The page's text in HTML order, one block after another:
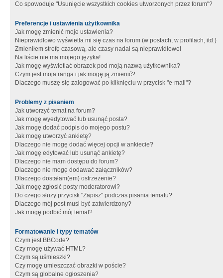
Co spowoduje "Usunięcie wszystkich cookies utworzonych przez forum"?
Preferencje i ustawienia użytkownika
Jak mogę zmienić moje ustawienia?
Nieprawidłowo wyświetla mi się czas na forum (w postach, w profilach, itd.)
Zmieniłem strefę czasową, ale czasy nadal są nieprawidłowe!
Na liście nie ma mojego języka!
Jak mogę wyświetlać obrazek pod moją nazwą użytkownika?
Czym jest moja ranga i jak mogę ją zmienić?
Dlaczego muszę się zalogować po kliknięciu w przycisk "e-mail"?
Problemy z pisaniem
Jak utworzyć temat na forum?
Jak mogę wyedytować lub usunąć posta?
Jak mogę dodać podpis do mojego postu?
Jak mogę utworzyć ankietę?
Dlaczego nie mogę dodać więcej opcji w ankiecie?
Jak mogę edytować lub usunąć ankietę?
Dlaczego nie mam dostępu do forum?
Dlaczego nie mogę dodawać załączników?
Dlaczego dostałam(em) ostrzeżenie?
Jak mogę zgłosić posty moderatorowi?
Do czego służy przycisk "Zapisz" podczas pisania tematu?
Dlaczego mój post musi być zatwierdzony?
Jak mogę podbić mój temat?
Formatowanie i typy tematów
Czym jest BBCode?
Czy mogę używać HTML?
Czym są uśmieszki?
Czy mogę umieszczać obrazki w poście?
Czym są globalne ogłoszenia?